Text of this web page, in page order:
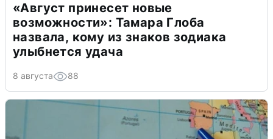
«Август принесет новые
возможности»: Тамара Глоба
назвала, кому из знаков зодиака
улыбнется удача
8 августа 88